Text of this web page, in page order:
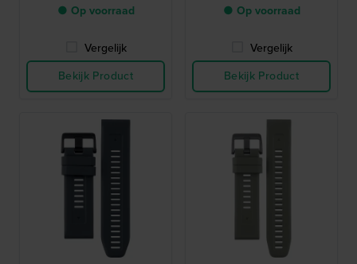
● Op voorraad
Vergelijk
Bekijk Product
● Op voorraad
Vergelijk
Bekijk Product